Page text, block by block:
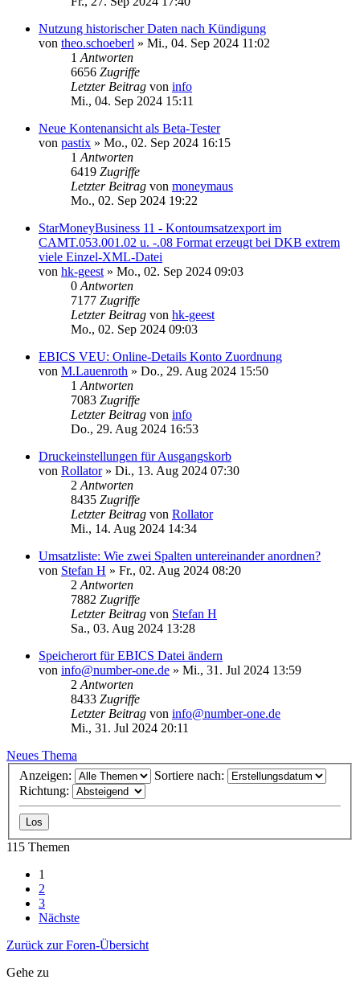
Nutzung historischer Daten nach Kündigung
von theo.schoeberl » Mi., 04. Sep 2024 11:02
1 Antworten
6656 Zugriffe
Letzter Beitrag von info
Mi., 04. Sep 2024 15:11
Neue Kontenansicht als Beta-Tester
von pastix » Mo., 02. Sep 2024 16:15
1 Antworten
6419 Zugriffe
Letzter Beitrag von moneymaus
Mo., 02. Sep 2024 19:22
StarMoneyBusiness 11 - Kontoumsatzexport im
CAMT.053.001.02 u. -.08 Format erzeugt bei DKB extrem
viele Einzel-XML-Datei
von hk-geest » Mo., 02. Sep 2024 09:03
0 Antworten
7177 Zugriffe
Letzter Beitrag von hk-geest
Mo., 02. Sep 2024 09:03
EBICS VEU: Online-Details Konto Zuordnung
von M.Lauenroth » Do., 29. Aug 2024 15:50
1 Antworten
7083 Zugriffe
Letzter Beitrag von info
Do., 29. Aug 2024 16:53
Druckeinstellungen für Ausgangskorb
von Rollator» Di., 13. Aug 2024 07:30
2 Antworten
8435 Zugriffe
Letzter Beitrag von Rollator
Mi., 14. Aug 2024 14:34
Umsatzliste: Wie zwei Spalten untereinander anordnen?
von Stefan H » Fr., 02. Aug 2024 08:20
2 Antworten
7882 Zugriffe
Letzter Beitrag von Stefan H
Sa., 03. Aug 2024 13:28
Speicherort für EBICS Datei ändern
von info@number-one.de » Mi., 31. Jul 2024 13:59
2 Antworten
8433 Zugriffe
Letzter Beitrag von info@number-one.de
Mi., 31. Jul 2024 20:11
Neues Thema
Anzeigen:
Sortiere nach:
Richtung:
115 Themen
1
2
3
Nächste
Zurück zur Foren-Übersicht
Gehe zu